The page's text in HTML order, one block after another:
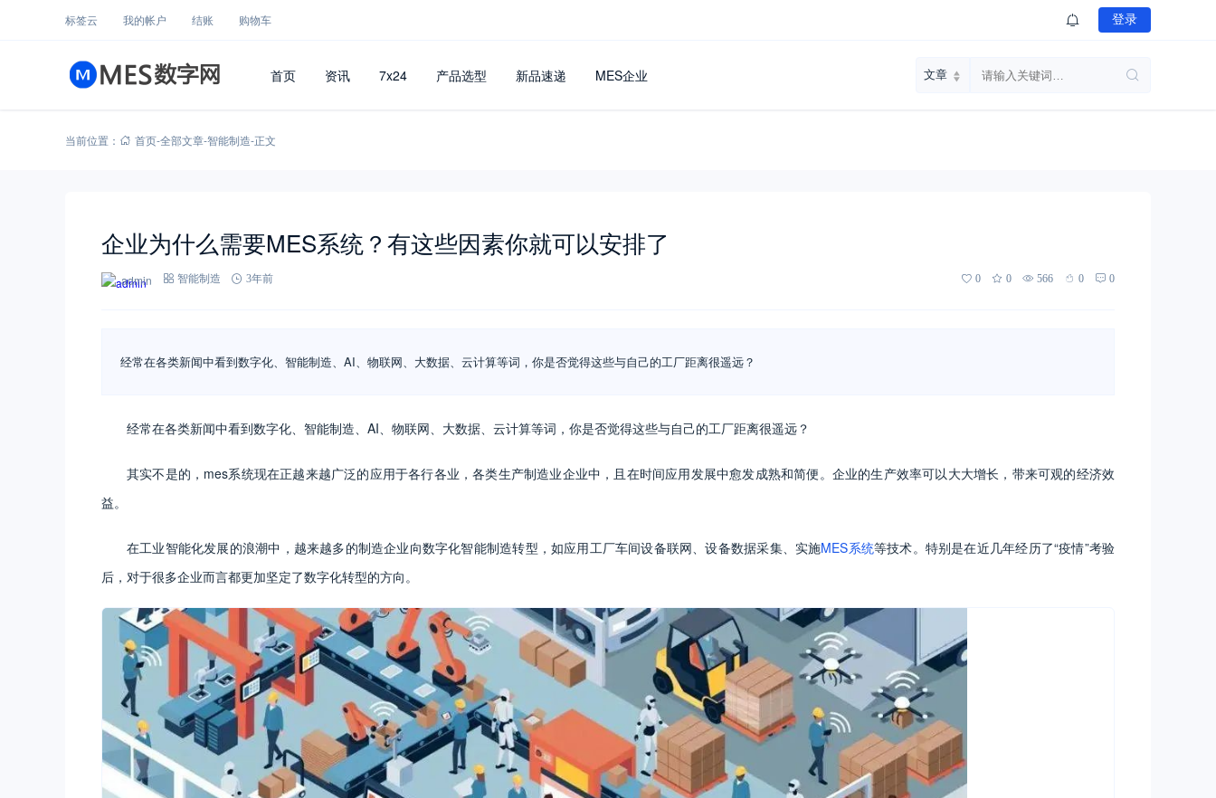
标签云 我的帐户 结账 购物车 登录
首页 资讯 7x24 产品选型 新品速递 MES企业
当前位置： 首页-全部文章-智能制造-正文
企业为什么需要MES系统？有这些因素你就可以安排了
admin 智能制造 3年前 0 0 566 0 0
经常在各类新闻中看到数字化、智能制造、AI、物联网、大数据、云计算等词，你是否觉得这些与自己的工厂距离很遥远？
经常在各类新闻中看到数字化、智能制造、AI、物联网、大数据、云计算等词，你是否觉得这些与自己的工厂距离很遥远？
其实不是的，mes系统现在正越来越广泛的应用于各行各业，各类生产制造业企业中，且在时间应用发展中愈发成熟和简便。企业的生产效率可以大大增长，带来可观的经济效
益。
在工业智能化发展的浪潮中，越来越多的制造企业向数字化智能制造转型，如应用工厂车间设备联网、设备数据采集、实施MES系统等技术。特别是在近几年经历了“疫情”考验
后，对于很多企业而言都更加坚定了数字化转型的方向。